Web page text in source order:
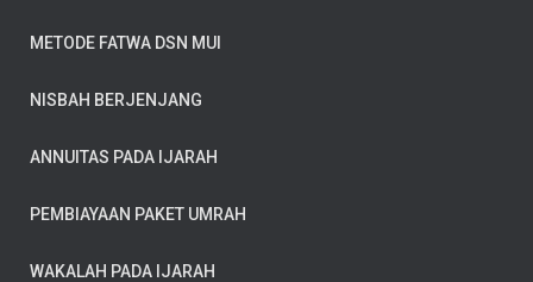
METODE FATWA DSN MUI
NISBAH BERJENJANG
ANNUITAS PADA IJARAH
PEMBIAYAAN PAKET UMRAH
WAKALAH PADA IJARAH